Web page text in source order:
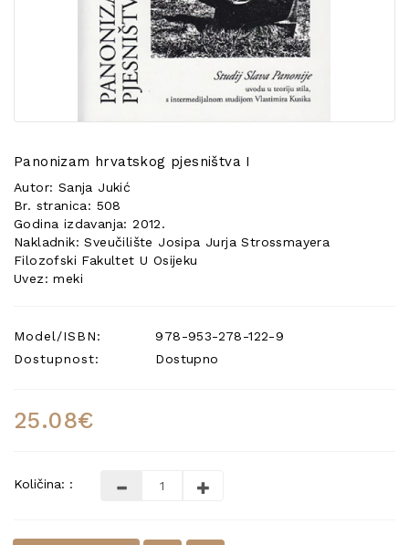
Panonizam hrvatskog pjesništva I
Autor: Sanja Jukić
Br. stranica: 508
Godina izdavanja: 2012.
Nakladnik: Sveučilište Josipa Jurja Strossmayera
Filozofski Fakultet U Osijeku
Uvez: meki
Model/ISBN:
978-953-278-122-9
Dostupnost:
Dostupno
25.08€
Količina: :